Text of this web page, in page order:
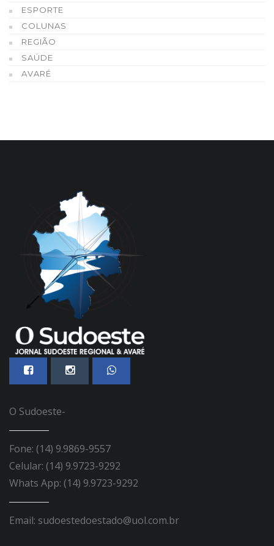
ESPORTE
COLUNAS
REGIÃO
SAÚDE
AVARÉ
O Sudoeste-
Fone: (14) 9.9869-9557
Celular: (14) 9.9723-9292
Whats App: (14) 9.9723-9292
Email: sudoestedoestado@uol.com.br